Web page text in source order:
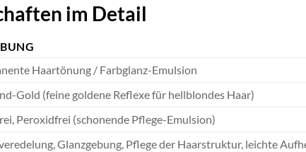
im Detail
Haartönung / Farbglanz-Emulsion
Gold (feine goldene Reflexe für hellblondes Haar)
Peroxidfrei (schonende Pflege-Emulsion)
Glanzgebung, Pflege der Haarstruktur, leichte